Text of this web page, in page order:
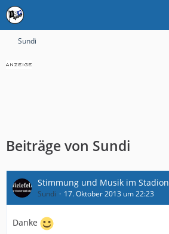
Sundi
Beiträge von Sundi
Stimmung und Musik im Stadion
Sundi 17. Oktober 2013 um 22:23
Danke